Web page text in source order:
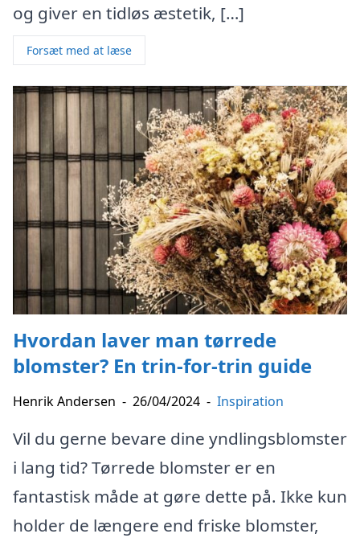
og giver en tidløs æstetik, […]
Forsæt med at læse
Hvordan laver man tørrede
blomster? En trin-for-trin guide
Henrik Andersen - 26/04/2024 - Inspiration
Vil du gerne bevare dine yndlingsblomster
i lang tid? Tørrede blomster er en
fantastisk måde at gøre dette på. Ikke kun
holder de længere end friske blomster,